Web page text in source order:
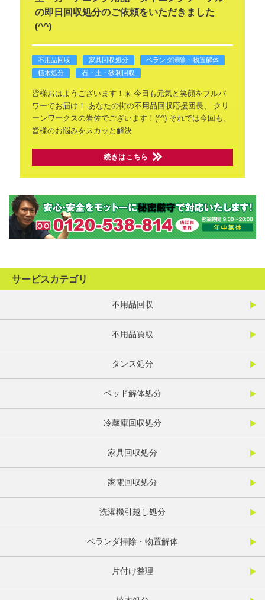
の即日回収処分のご依頼をいただきました
(^^)
不用品回収 家具回収処分
ベランダ掃除・物置解体
植木処分
石・土・砂利回収
皆様おはようございます！☀️ 今日も元気と笑顔をフルパ
ワーでお届け！ あなたの街の不用品回収応援団長、
クリ
ーンワークスの岩佐でございます！(^^) それでは今回も、
皆様のお悩みをスカッと解決
続きはこちら
サービスカテゴリ
不用品回収
不用品買取
タンス処分
ベッド解体処分
冷蔵庫回収処分
家具回収処分
家電回収処分
洗濯機引越し処分
ベランダ掃除・物置解体
片付け整理